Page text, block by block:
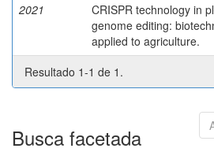
2021
CRISPR technology in
genome editing:
applied to agriculture.
Resultado 1-1 de 1.
Busca facetada